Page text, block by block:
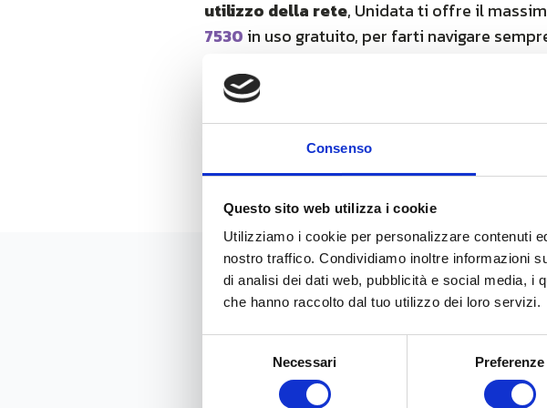
Consenso
Questo sito web utilizza i cookie
Utilizziamo i cookie per personalizzare contenuti
nostro traffico. Condividiamo inoltre informazioni
di analisi dei dati web, pubblicità e social media, i
che hanno raccolto dal tuo utilizzo dei loro servizi.
Necessari Preferenze
utilizzo della rete, Unidata ti offre il
7530 in uso gratuito, per farti navigare
29 €/mese a tutti per sempre
Attivazione gratuita
1° mese di connessione gratuita
Scopri tutti i dettagli dell’offerta sulla
News